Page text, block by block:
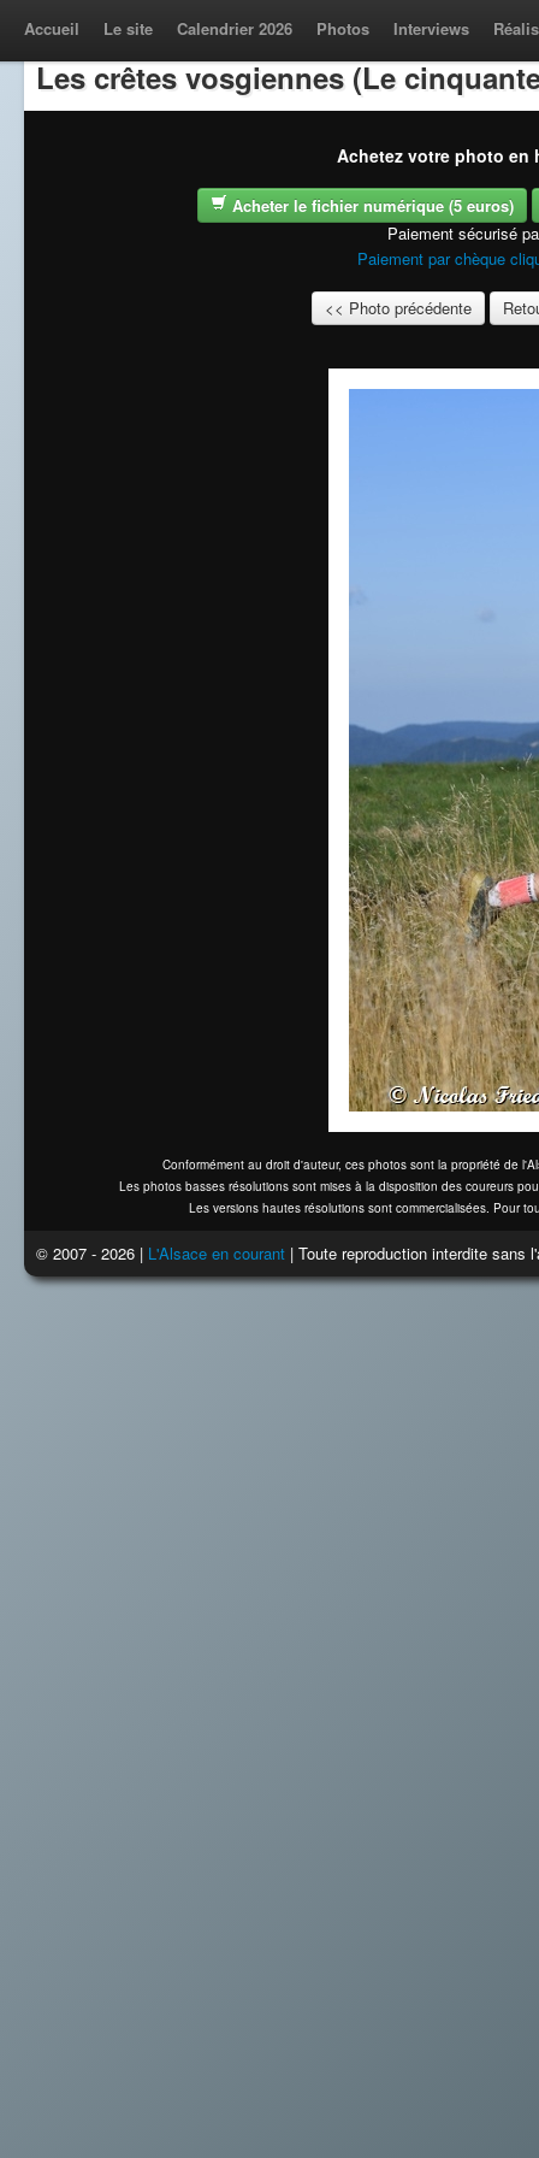
Accueil Le site Calendrier 2026 Photos Interviews
Les crêtes vosgiennes (Le
Achetez votre photo en
Acheter le fichier numérique (5 euros)
Paiement sécurisé
Paiement par chèque
<< Photo précédente
Conformément au droit d'auteur, ces photos sont la propriété de
Les photos basses résolutions sont mises à la disposition des coureurs
Les versions hautes résolutions sont commercialisées. Pour
© 2007 - 2026 | L'Alsace en courant | Toute reproduction interdite sans